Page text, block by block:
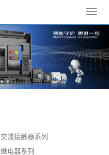
交流接触器系列
继电器系列